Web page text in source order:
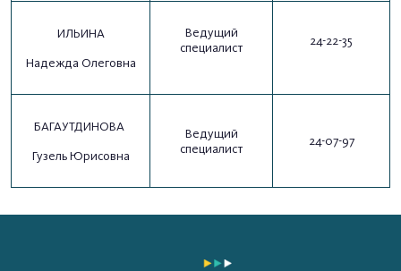
ИЛЬИНА
Надежда Олеговна
Ведущий
специалист
24-22-35
БАГАУТДИНОВА
Гузель Юрисовна
Ведущий
специалист
24-07-97